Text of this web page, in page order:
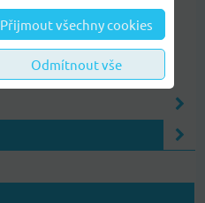
Přijmout všechny cookies
Odmítnout vše